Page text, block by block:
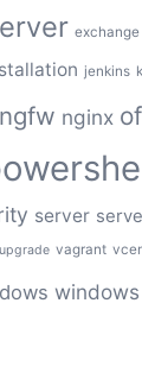
exchange
jenkins
ngfw nginx
server
upgrade vagrant